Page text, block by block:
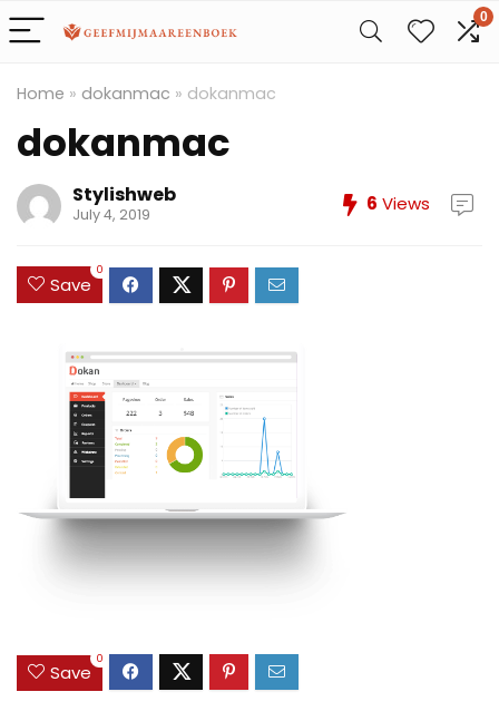
0
Home » dokanmac » dokanmac
dokanmac
Stylishweb
July 4, 2019 6 Views
Save
0
Save
0